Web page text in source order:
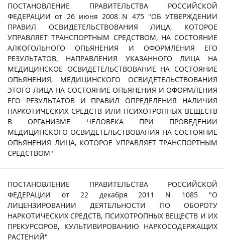
ПОСТАНОВЛЕНИЕ ПРАВИТЕЛЬСТВА РОССИЙСКОЙ
ФЕДЕРАЦИИ от 26 июня 2008 N 475 "ОБ УТВЕРЖДЕНИИ
ПРАВИЛ ОСВИДЕТЕЛЬСТВОВАНИЯ ЛИЦА, КОТОРОЕ
УПРАВЛЯЕТ ТРАНСПОРТНЫМ СРЕДСТВОМ, НА СОСТОЯНИЕ
АЛКОГОЛЬНОГО ОПЬЯНЕНИЯ И ОФОРМЛЕНИЯ ЕГО
РЕЗУЛЬТАТОВ, НАПРАВЛЕНИЯ УКАЗАННОГО ЛИЦА НА
МЕДИЦИНСКОЕ ОСВИДЕТЕЛЬСТВОВАНИЕ НА СОСТОЯНИЕ
ОПЬЯНЕНИЯ, МЕДИЦИНСКОГО ОСВИДЕТЕЛЬСТВОВАНИЯ
ЭТОГО ЛИЦА НА СОСТОЯНИЕ ОПЬЯНЕНИЯ И ОФОРМЛЕНИЯ
ЕГО РЕЗУЛЬТАТОВ И ПРАВИЛ ОПРЕДЕЛЕНИЯ НАЛИЧИЯ
НАРКОТИЧЕСКИХ СРЕДСТВ ИЛИ ПСИХОТРОПНЫХ ВЕЩЕСТВ
В ОРГАНИЗМЕ ЧЕЛОВЕКА ПРИ ПРОВЕДЕНИИ
МЕДИЦИНСКОГО ОСВИДЕТЕЛЬСТВОВАНИЯ НА СОСТОЯНИЕ
ОПЬЯНЕНИЯ ЛИЦА, КОТОРОЕ УПРАВЛЯЕТ ТРАНСПОРТНЫМ
СРЕДСТВОМ"
ПОСТАНОВЛЕНИЕ ПРАВИТЕЛЬСТВА РОССИЙСКОЙ
ФЕДЕРАЦИИ от 22 декабря 2011 N 1085 "О
ЛИЦЕНЗИРОВАНИИ ДЕЯТЕЛЬНОСТИ ПО ОБОРОТУ
НАРКОТИЧЕСКИХ СРЕДСТВ, ПСИХОТРОПНЫХ ВЕЩЕСТВ И ИХ
ПРЕКУРСОРОВ, КУЛЬТИВИРОВАНИЮ НАРКОСОДЕРЖАЩИХ
РАСТЕНИЙ"